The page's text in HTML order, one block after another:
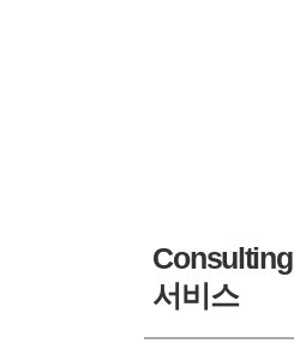
Consulting
서비스